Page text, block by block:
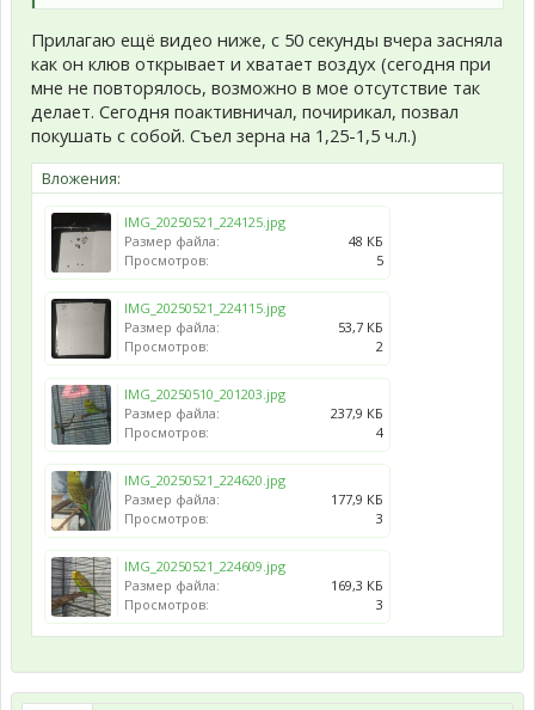
Прилагаю ещё видео ниже, с 50 секунды вчера засняла
как он клюв открывает и хватает воздух (сегодня при
мне не повторялось, возможно в мое отсутствие так
делает. Сегодня поактивничал, почирикал, позвал
покушать с собой. Съел зерна на 1,25-1,5 ч.л.)
Вложения:
IMG_20250521_224125.jpg
Размер файла:
48 КБ
Просмотров:
5
IMG_20250521_224115.jpg
Размер файла:
53,7 КБ
Просмотров:
2
IMG_20250510_201203.jpg
Размер файла:
237,9 КБ
Просмотров:
4
IMG_20250521_224620.jpg
Размер файла:
177,9 КБ
Просмотров:
3
IMG_20250521_224609.jpg
Размер файла:
169,3 КБ
Просмотров:
3